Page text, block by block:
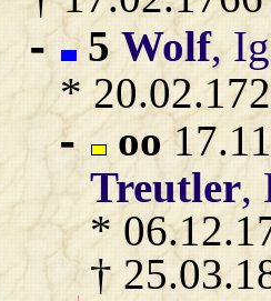
- 5 Wolf,
*
- oo
Treutler,
*
†